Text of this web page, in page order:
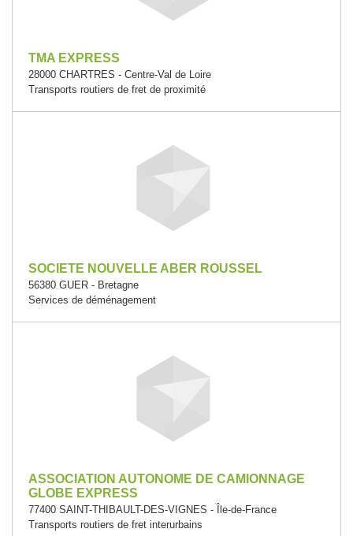
TMA EXPRESS
28000 CHARTRES - Centre-Val de Loire
Transports routiers de fret de proximité
SOCIETE NOUVELLE ABER ROUSSEL
56380 GUER - Bretagne
Services de déménagement
ASSOCIATION AUTONOME DE CAMIONNAGE
GLOBE EXPRESS
77400 SAINT-THIBAULT-DES-VIGNES - Île-de-France
Transports routiers de fret interurbains